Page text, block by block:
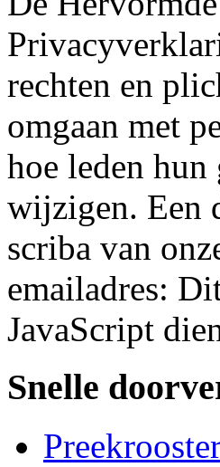
rechten en
omgaan met
hoe leden
wijzigen. Een
scriba van
emailadres:
JavaScript
Snelle